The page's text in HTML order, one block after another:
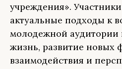
учреждения».
актуальные подходы к
молодежной аудитории
жизнь, развитие новых
взаимодействия и